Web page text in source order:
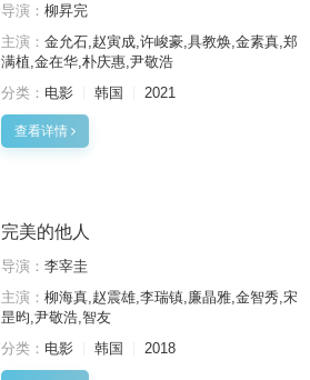
导演： 柳昇完
主演： 金允石,赵寅成,许峻豪,具教焕,金素真,郑
满植,金在华,朴庆惠,尹敬浩
分类： 电影 韩国 2021
查看详情
完美的他人
导演： 李宰圭
主演： 柳海真,赵震雄,李瑞镇,廉晶雅,金智秀,宋
昰昀,尹敬浩,智友
分类： 电影 韩国 2018